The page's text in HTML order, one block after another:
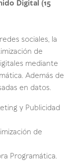
Digital (15
sociales, la
de
mediante
Además de
en datos.
y Publicidad
de
Programática.